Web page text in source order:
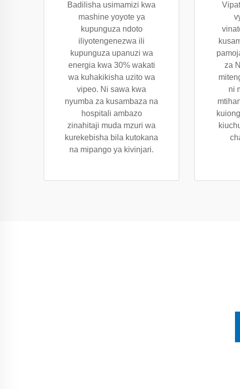
Badilisha usimamizi kwa
mashine yoyote ya
kupunguza ndoto
iliyotengenezwa ili
kupunguza upanuzi wa
energia kwa 30% wakati
wa kuhakikisha uzito wa
vipeo. Ni sawa kwa
nyumba za kusambaza na
hospitali ambazo
zinahitaji muda mzuri wa
kurekebisha bila kutokana
na mipango ya kivinjari.
za
ni